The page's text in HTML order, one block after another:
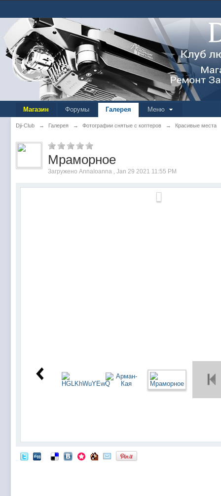
Магазин Форумы Галерея Меню
Dji-Club → Галерея → Фотографии снятые с коптеров → Красивые места
Мраморное
Загружено AnnaIoanna , Jan 29 2021 11:55 PM